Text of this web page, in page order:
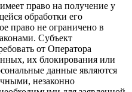
право на получение у
обработки его
право не ограничено в
Субъект
от Оператора
их блокирования или
данные являются
незаконно